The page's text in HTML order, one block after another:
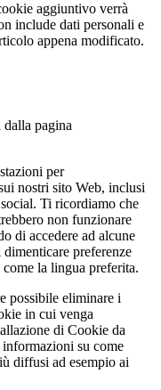
aggiuntivo verrà
include dati personali e
appena modificato.
pagina
per
nostri sito Web, inclusi
Ti ricordiamo che
non funzionare
di accedere ad alcune
preferenze
come la lingua preferita.
possibile eliminare i
in cui venga
di Cookie da
su come
diffusi ad esempio ai